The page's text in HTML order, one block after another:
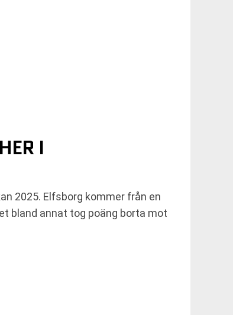
I
2025. Elfsborg kommer från en
bland annat tog poäng borta mot